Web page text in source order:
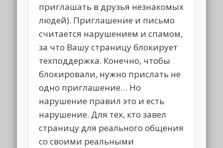
приглашать в друзья незнакомых
людей). Приглашение и письмо
считается нарушением и спамом,
за что Вашу страницу блокирует
техподдержка. Конечно, чтобы
блокировали, нужно прислать не
одно приглашение… Но
нарушение правил это и есть
нарушение. Для тех, кто завел
страницу для реального общения
со своими реальными